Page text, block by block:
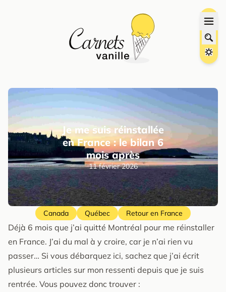
Je me suis réinstallée
en France : le bilan 6
mois après
11 février 2026
Canada Québec Retour en France
Déjà 6 mois que j’ai quitté Montréal pour me réinstaller
en France. J’ai du mal à y croire, car je n’ai rien vu
passer… Si vous débarquez ici, sachez que j’ai écrit
plusieurs articles sur mon ressenti depuis que je suis
rentrée. Vous pouvez donc trouver :